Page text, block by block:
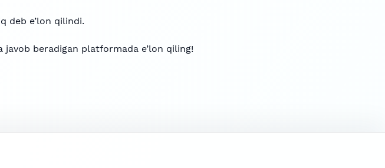
deb e’lon qilindi.
beradigan platformada e’lon qiling!